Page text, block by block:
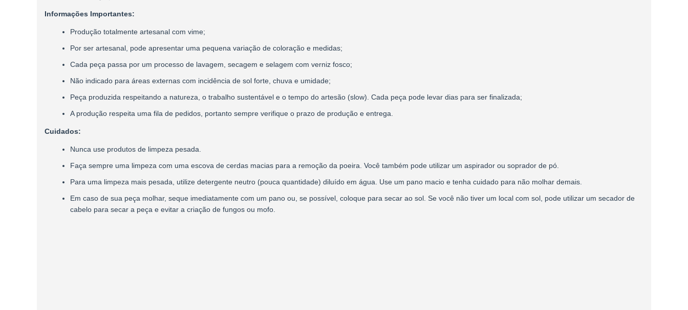
Informações Importantes:
Produção totalmente artesanal com vime;
Por ser artesanal, pode apresentar uma pequena variação de coloração e medidas;
Cada peça passa por um processo de lavagem, secagem e selagem com verniz fosco;
Não indicado para áreas externas com incidência de sol forte, chuva e umidade;
Peça produzida respeitando a natureza, o trabalho sustentável e o tempo do artesão (slow). Cada peça pode levar dias para ser finalizada;
A produção respeita uma fila de pedidos, portanto sempre verifique o prazo de produção e entrega.
Cuidados:
Nunca use produtos de limpeza pesada.
Faça sempre uma limpeza com uma escova de cerdas macias para a remoção da poeira. Você também pode utilizar um aspirador ou soprador de pó.
Para uma limpeza mais pesada, utilize detergente neutro (pouca quantidade) diluído em água. Use um pano macio e tenha cuidado para não molhar demais.
Em caso de sua peça molhar, seque imediatamente com um pano ou, se possível, coloque para secar ao sol. Se você não tiver um local com sol, pode utilizar um secador de
cabelo para secar a peça e evitar a criação de fungos ou mofo.